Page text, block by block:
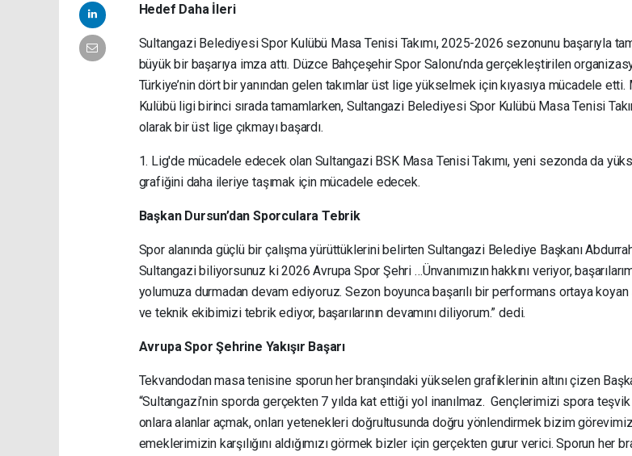
Hedef Daha İleri
Sultangazi Belediyesi Spor Kulübü Masa Tenisi Takımı, 2025-2026 sezonunu başarıyla
büyük bir başarıya imza attı. Düzce Bahçeşehir Spor Salonu’nda gerçekleştirilen
Türkiye’nin dört bir yanından gelen takımlar üst lige yükselmek için kıyasıya mücadele etti.
Kulübü ligi birinci sırada tamamlarken, Sultangazi Belediyesi Spor Kulübü Masa Tenisi
olarak bir üst lige çıkmayı başardı.
1. Lig'de mücadele edecek olan Sultangazi BSK Masa Tenisi Takımı, yeni sezonda da
grafiğini daha ileriye taşımak için mücadele edecek.
Başkan Dursun’dan Sporculara Tebrik
Spor alanında güçlü bir çalışma yürüttüklerini belirten Sultangazi Belediye Başkanı
Sultangazi biliyorsunuz ki 2026 Avrupa Spor Şehri …Ünvanımızın hakkını veriyor,
yolumuza durmadan devam ediyoruz. Sezon boyunca başarılı bir performans ortaya koyan
ve teknik ekibimizi tebrik ediyor, başarılarının devamını diliyorum.” dedi.
Avrupa Spor Şehrine Yakışır Başarı
Tekvandodan masa tenisine sporun her branşındaki yükselen grafiklerinin altını çizen
“Sultangazi’nin sporda gerçekten 7 yılda kat ettiği yol inanılmaz. Gençlerimizi spora
onlara alanlar açmak, onları yetenekleri doğrultusunda doğru yönlendirmek bizim
emeklerimizin karşılığını aldığımızı görmek bizler için gerçekten gurur verici. Sporun her